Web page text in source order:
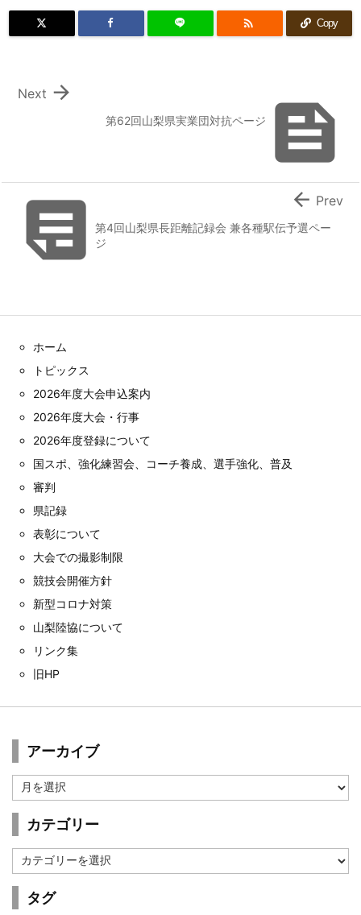
 Copy

第62回山梨県実業団対抗ページ

Next
第4回山梨県長距離記録会 兼各種駅伝予選ペー
ジ
 Prev
ホーム
トピックス
2026年度大会申込案内
2026年度大会・行事
2026年度登録について
国スポ、強化練習会、コーチ養成、選手強化、普及
審判
県記録
表彰について
大会での撮影制限
競技会開催方針
新型コロナ対策
山梨陸協について
リンク集
旧HP
アーカイブ
ー
カ
カテゴリー
テ
ゴ
タグ